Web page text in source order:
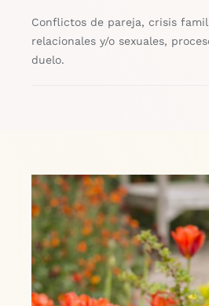
Conflictos de pareja, crisis
relacionales y/o sexuales,
duelo.